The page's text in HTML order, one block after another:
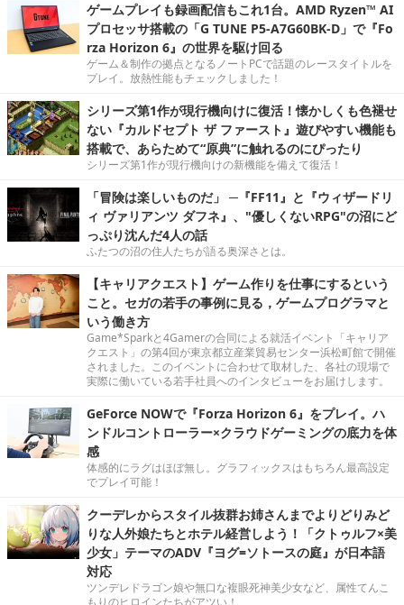
ゲームプレイも録画配信もこれ1台。AMD Ryzen™ AI
プロセッサ搭載の「G TUNE P5-A7G60BK-D」で『Fo
rza Horizon 6』の世界を駆け回る
ゲーム＆制作の拠点となるノートPCで話題のレースタイトルを
プレイ。放熱性能もチェックしました！
シリーズ第1作が現行機向けに復活！懐かしくも色褪せ
ない『カルドセプト ザ ファースト』遊びやすい機能も
搭載で、あらためて“原典”に触れるのにぴったり
シリーズ第1作が現行機向けの新機能を備えて復活！
「冒険は楽しいものだ」 ─『FF11』と『ウィザードリ
ィ ヴァリアンツ ダフネ』、"優しくないRPG"の沼にど
っぷり沈んだ4人の話
ふたつの沼の住人たちが語る奥深さとは。
【キャリアクエスト】ゲーム作りを仕事にするという
こと。セガの若手の事例に見る，ゲームプログラマと
いう働き方
Game*Sparkと4Gamerの合同による就活イベント「キャリア
クエスト」の第4回が東京都立産業貿易センター浜松町館で開催
されました。このイベントに合わせて取材した、各社の現場で
実際に働いている若手社員へのインタビューをお届けします。
GeForce NOWで『Forza Horizon 6』をプレイ。ハ
ンドルコントローラー×クラウドゲーミングの底力を体
感
体感的にラグはほぼ無し。グラフィックスはもちろん最高設定
でプレイ可能！
クーデレからスタイル抜群お姉さんまでよりどりみど
りな人外娘たちとホテル経営しよう！「クトゥルフ×美
少女」テーマのADV『ヨグ=ソトースの庭』が日本語
対応
ツンデレドラゴン娘や無口な複眼死神美少女など、属性てんこ
もりのヒロインたちがアツい！